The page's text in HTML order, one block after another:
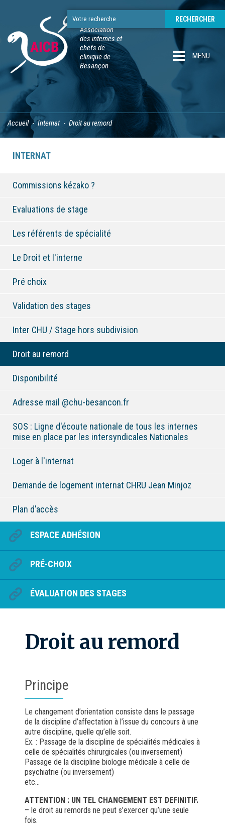
Association
des internes et
chefs de
clinique de
Besançon
MENU
Accueil Internat Droit au remord
INTERNAT
Commissions kézako ?
Evaluations de stage
Les référents de spécialité
Le Droit et l'interne
Pré choix
Validation des stages
Inter CHU / Stage hors subdivision
Droit au remord
Disponibilité
Adresse mail @chu-besancon.fr
SOS : Ligne d'écoute nationale de tous les internes
mise en place par les intersyndicales Nationales
Loger à l'internat
Demande de logement internat CHRU Jean Minjoz
Plan d’accès
ESPACE ADHÉSION
PRÉ-CHOIX
ÉVALUATION DES STAGES
Droit au remord
Principe
Le changement d’orientation consiste dans le passage
de la discipline d’affectation à l’issue du concours à une
autre discipline, quelle qu’elle soit.
Ex. : Passage de la discipline de spécialités médicales à
celle de spécialités chirurgicales (ou inversement)
Passage de la discipline biologie médicale à celle de
psychiatrie (ou inversement)
etc…
ATTENTION : UN TEL CHANGEMENT EST DEFINITIF.
– le droit au remords ne peut s’exercer qu’une seule
fois.